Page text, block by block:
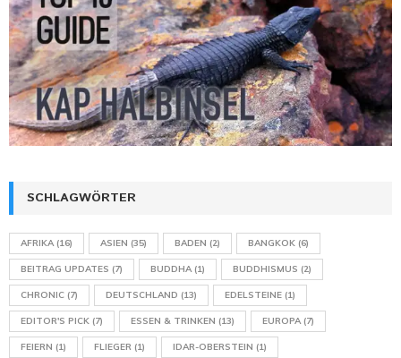
SCHLAGWÖRTER
AFRIKA(16) ASIEN (35) BADEN (2) BANGKOK (6)
BEITRAG UPDATES (7) BUDDHA(1) BUDDHISMUS (2)
CHRONIC (7) DEUTSCHLAND (13) EDELSTEINE (1)
EDITOR'S PICK (7) ESSEN & TRINKEN (13) EUROPA(7)
FEIERN (1) FLIEGER (1) IDAR-OBERSTEIN (1)